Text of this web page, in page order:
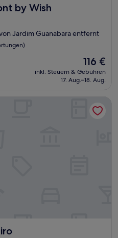
by Wish
Wish
Jardim Guanabara entfernt
Der
Preis
beträgt
116 €
inkl. Steuern & Gebühren
17. Aug.–18. Aug.